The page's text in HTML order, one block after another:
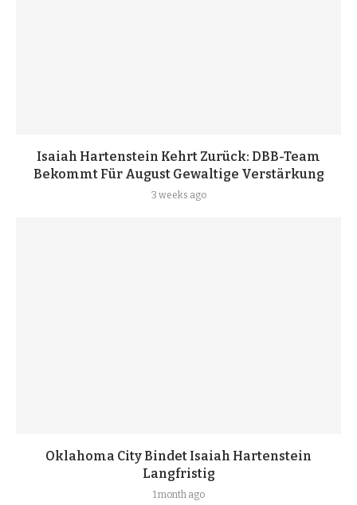
Isaiah Hartenstein Kehrt Zurück: DBB-Team
Bekommt Für August Gewaltige Verstärkung
3 weeks ago
Oklahoma City Bindet Isaiah Hartenstein
Langfristig
1 month ago